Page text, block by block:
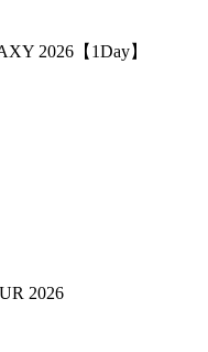
2026【1Day】
2026